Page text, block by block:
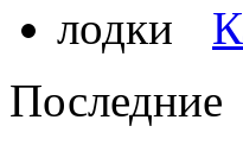
Последние